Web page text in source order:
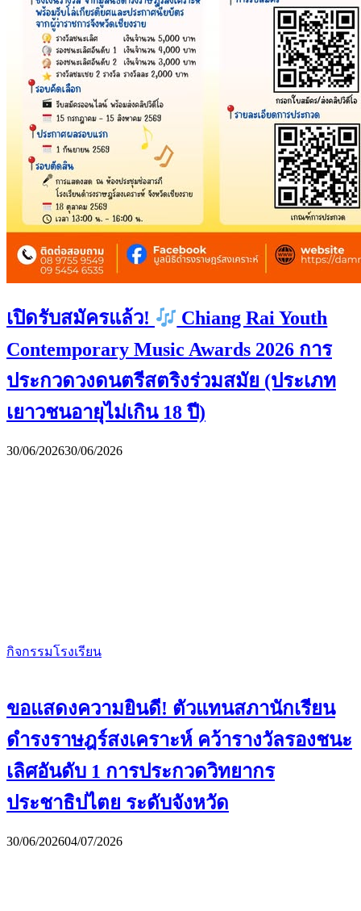
เปิดรับสมัครแล้ว!
Chiang Rai Youth
Contemporary Music Awards 2026 การ
ประกวดวงดนตรีสตริงร่วมสมัย (ประเภท
เยาวชนอายุไม่เกิน 18 ปี)
30/06/202630/06/2026
กิจกรรมโรงเรียน
ขอแสดงความยินดี! ตัวแทนสภานักเรียน
ดำรงราษฎร์สงเคราะห์ คว้ารางวัลรองชนะ
เลิศอันดับ 1 การประกวดวิทยากร
ประชาธิปไตย ระดับจังหวัด
30/06/202604/07/2026